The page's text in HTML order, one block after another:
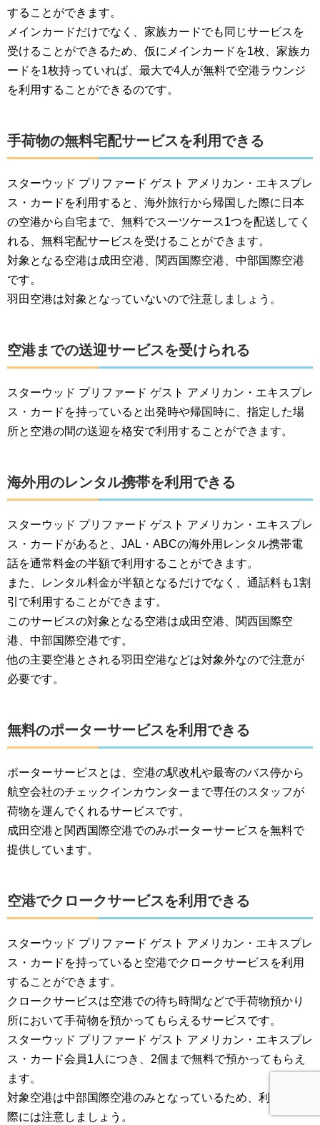
することができます。
メインカードだけでなく、家族カードでも同じサービスを
受けることができるため、仮にメインカードを1枚、家族カ
ードを1枚持っていれば、最大で4人が無料で空港ラウンジ
を利用することができるのです。
手荷物の無料宅配サービスを利用できる
スターウッド プリファード ゲスト アメリカン・エキスプレ
ス・カードを利用すると、海外旅行から帰国した際に日本
の空港から自宅まで、無料でスーツケース1つを配送してく
れる、無料宅配サービスを受けることができます。
対象となる空港は成田空港、関西国際空港、中部国際空港
です。
羽田空港は対象となっていないので注意しましょう。
空港までの送迎サービスを受けられる
スターウッド プリファード ゲスト アメリカン・エキスプレ
ス・カードを持っていると出発時や帰国時に、指定した場
所と空港の間の送迎を格安で利用することができます。
海外用のレンタル携帯を利用できる
スターウッド プリファード ゲスト アメリカン・エキスプレ
ス・カードがあると、JAL・ABCの海外用レンタル携帯電
話を通常料金の半額で利用することができます。
また、レンタル料金が半額となるだけでなく、通話料も1割
引で利用することができます。
このサービスの対象となる空港は成田空港、関西国際空
港、中部国際空港です。
他の主要空港とされる羽田空港などは対象外なので注意が
必要です。
無料のポーターサービスを利用できる
ポーターサービスとは、空港の駅改札や最寄のバス停から
航空会社のチェックインカウンターまで専任のスタッフが
荷物を運んでくれるサービスです。
成田空港と関西国際空港でのみポーターサービスを無料で
提供しています。
空港でクロークサービスを利用できる
スターウッド プリファード ゲスト アメリカン・エキスプレ
ス・カードを持っていると空港でクロークサービスを利用
することができます。
クロークサービスは空港での待ち時間などで手荷物預かり
所において手荷物を預かってもらえるサービスです。
スターウッド プリファード ゲスト アメリカン・エキスプレ
ス・カード会員1人につき、2個まで無料で預かってもらえ
ます。
対象空港は中部国際空港のみとなっているため、利用する
際には注意しましょう。